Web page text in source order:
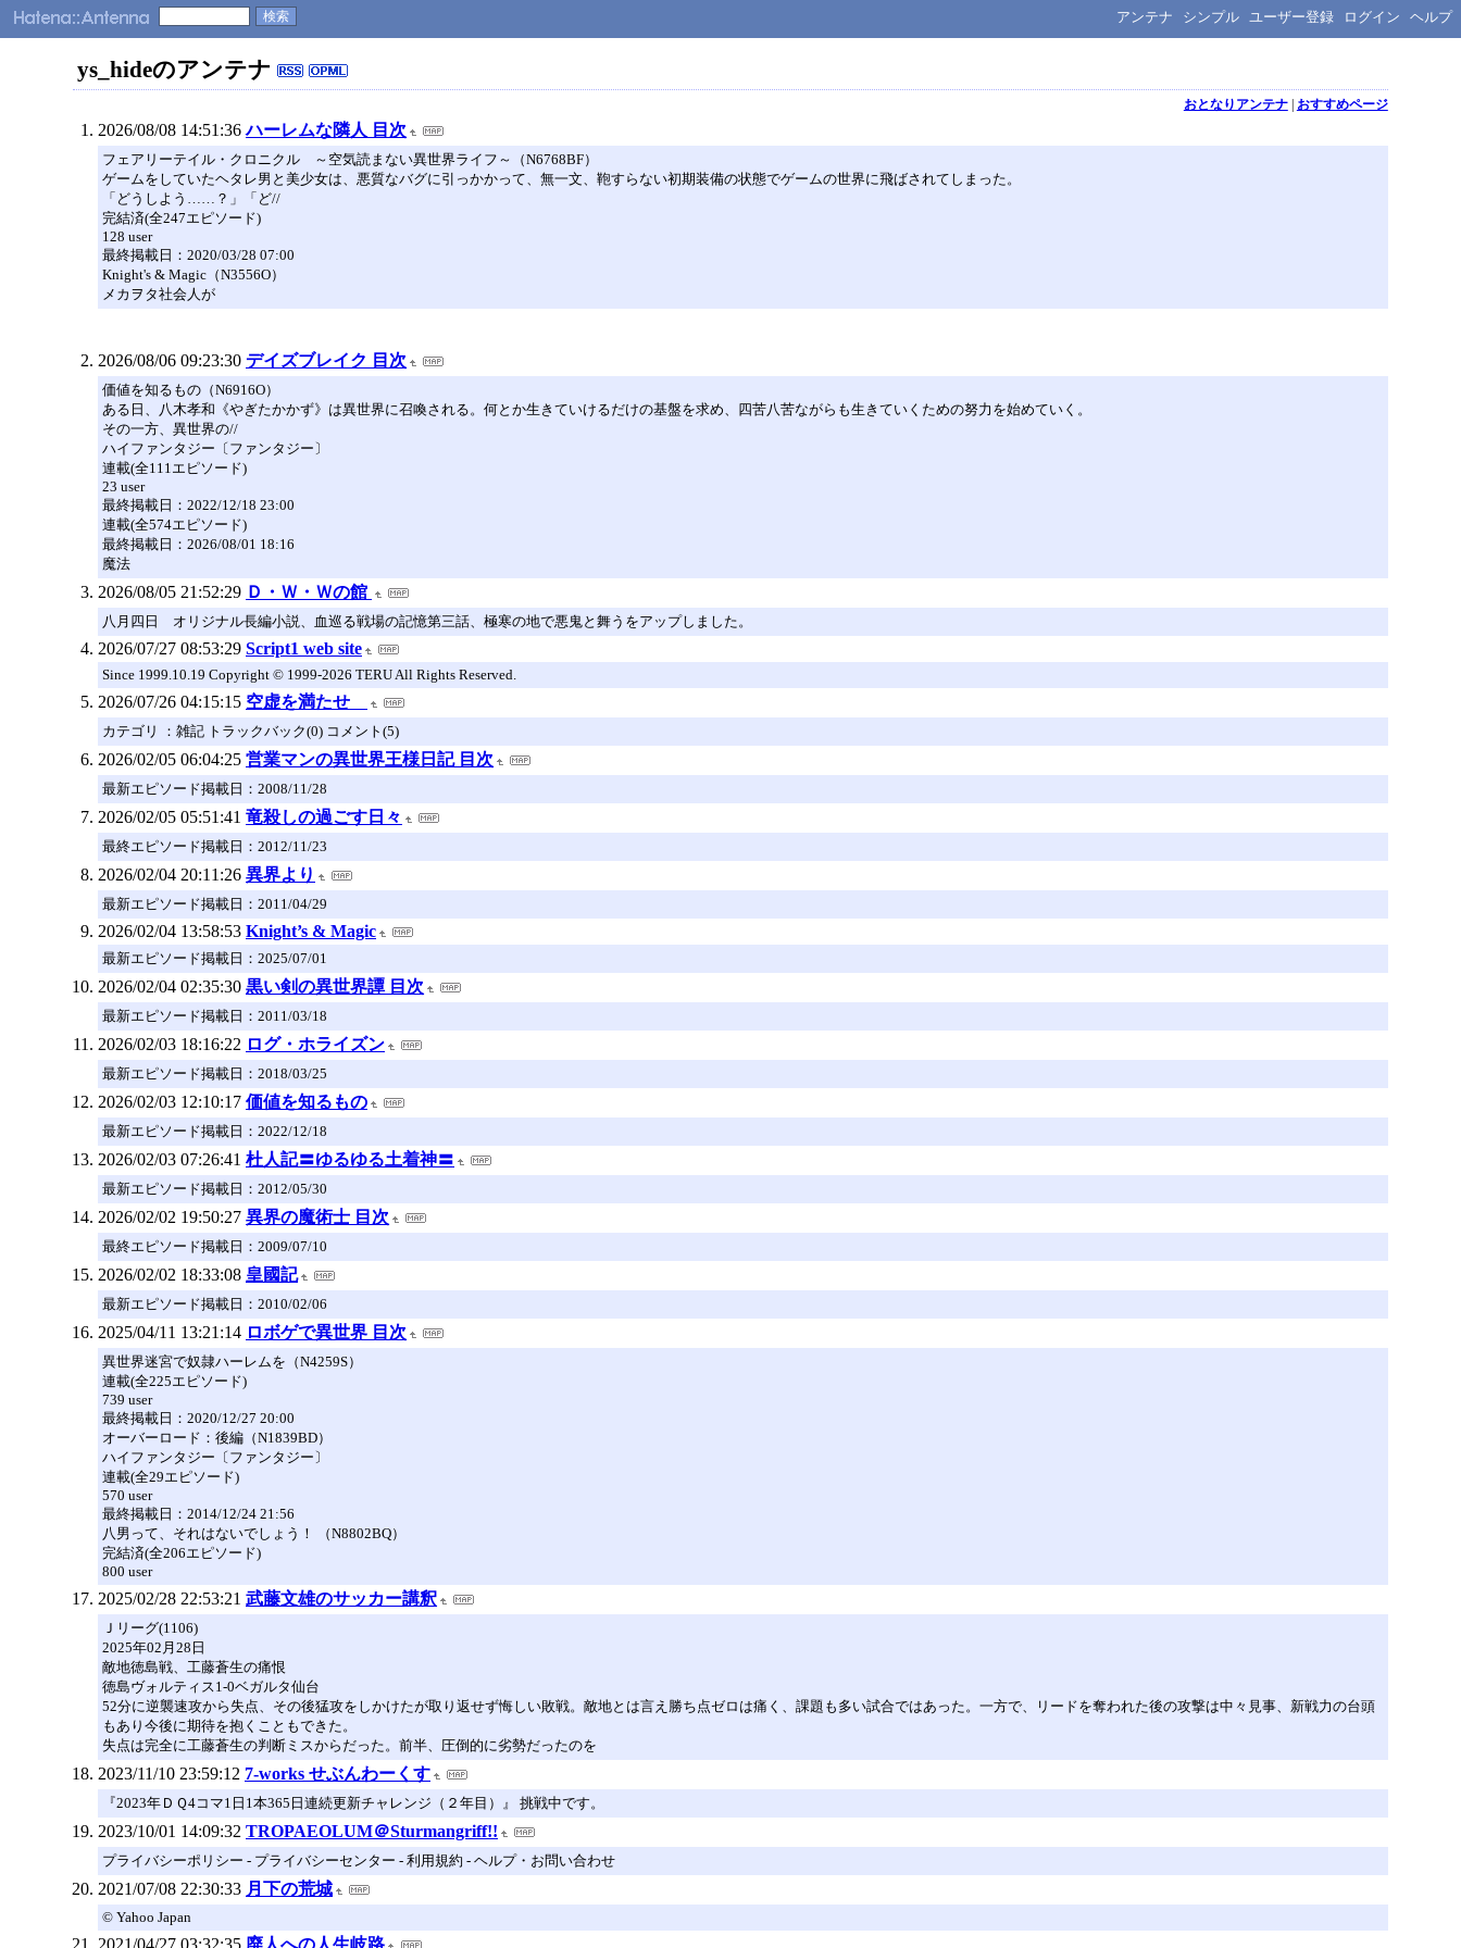
アンテナ シンプル ユーザー登録 ログイン ヘルプ
ys_hideのアンテナ
おとなりアンテナ| おすすめページ
2026/08/08 14:51:36 ハーレムな隣人 目次
フェアリーテイル・クロニクル ～空気読まない異世界ライフ～（N6768BF）
ゲームをしていたヘタレ男と美少女は、悪質なバグに引っかかって、無一文、鞄すらない初期装備の状態でゲームの世界に飛ばされてしまった。
「どうしよう……？」「ど//
完結済(全247エピソード)
128 user
最終掲載日：2020/03/28 07:00
Knight's & Magic（N3556O）
メカヲタ社会人が
2026/08/06 09:23:30 デイズブレイク 目次
価値を知るもの（N6916O）
ある日、八木孝和《やぎたかかず》は異世界に召喚される。何とか生きていけるだけの基盤を求め、四苦八苦ながらも生きていくための努力を始めていく。
その一方、異世界の//
ハイファンタジー〔ファンタジー〕
連載(全111エピソード)
23 user
最終掲載日：2022/12/18 23:00
連載(全574エピソード)
最終掲載日：2026/08/01 18:16
魔法
2026/08/05 21:52:29 Ｄ・Ｗ・Ｗの館
八月四日 オリジナル長編小説、血巡る戦場の記憶第三話、極寒の地で悪鬼と舞うをアップしました。
2026/07/27 08:53:29 Script1 web site
Since 1999.10.19 Copyright © 1999-2026 TERU All Rights Reserved.
2026/07/26 04:15:15 空虚を満たせ
カテゴリ ：雑記 トラックバック(0) コメント(5)
2026/02/05 06:04:25 営業マンの異世界王様日記 目次
最新エピソード掲載日：2008/11/28
2026/02/05 05:51:41 竜殺しの過ごす日々
最終エピソード掲載日：2012/11/23
2026/02/04 20:11:26 異界より
最新エピソード掲載日：2011/04/29
2026/02/04 13:58:53 Knight’s & Magic
最新エピソード掲載日：2025/07/01
2026/02/04 02:35:30 黒い剣の異世界譚 目次
最新エピソード掲載日：2011/03/18
2026/02/03 18:16:22 ログ・ホライズン
最新エピソード掲載日：2018/03/25
2026/02/03 12:10:17 価値を知るもの
最新エピソード掲載日：2022/12/18
2026/02/03 07:26:41 杜人記〓ゆるゆる土着神〓
最新エピソード掲載日：2012/05/30
2026/02/02 19:50:27 異界の魔術士 目次
最終エピソード掲載日：2009/07/10
2026/02/02 18:33:08 皇國記
最新エピソード掲載日：2010/02/06
2025/04/11 13:21:14 ロボゲで異世界 目次
異世界迷宮で奴隷ハーレムを（N4259S）
連載(全225エピソード)
739 user
最終掲載日：2020/12/27 20:00
オーバーロード：後編（N1839BD）
ハイファンタジー〔ファンタジー〕
連載(全29エピソード)
570 user
最終掲載日：2014/12/24 21:56
八男って、それはないでしょう！ （N8802BQ）
完結済(全206エピソード)
800 user
2025/02/28 22:53:21 武藤文雄のサッカー講釈
Ｊリーグ(1106)
2025年02月28日
敵地徳島戦、工藤蒼生の痛恨
徳島ヴォルティス1-0ベガルタ仙台
52分に逆襲速攻から失点、その後猛攻をしかけたが取り返せず悔しい敗戦。敵地とは言え勝ち点ゼロは痛く、課題も多い試合ではあった。一方で、リードを奪われた後の攻撃は中々見事、新戦力の台頭
もあり今後に期待を抱くこともできた。
失点は完全に工藤蒼生の判断ミスからだった。前半、圧倒的に劣勢だったのを
2023/11/10 23:59:12 7-works せぶんわーくす
『2023年ＤＱ4コマ1日1本365日連続更新チャレンジ（２年目）』 挑戦中です。
2023/10/01 14:09:32 TROPAEOLUM＠Sturmangriff!!
プライバシーポリシー - プライバシーセンター - 利用規約 - ヘルプ・お問い合わせ
2021/07/08 22:30:33 月下の荒城
© Yahoo Japan
2021/04/27 03:32:35 廃人への人生岐路